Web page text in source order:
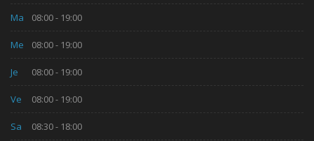
Ma 08:00 - 19:00
Me 08:00 - 19:00
Je 08:00 - 19:00
Ve 08:00 - 19:00
Sa 08:30 - 18:00